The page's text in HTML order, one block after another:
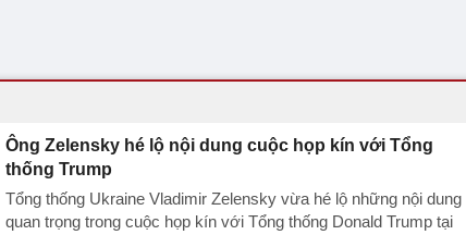
Ông Zelensky hé lộ nội dung cuộc họp kín với Tổng
thống Trump
Tổng thống Ukraine Vladimir Zelensky vừa hé lộ những nội dung
quan trọng trong cuộc họp kín với Tổng thống Donald Trump tại